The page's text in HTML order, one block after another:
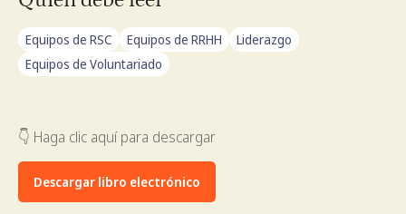
Equipos de RSC Equipos de RRHH
Liderazgo
Equipos de Voluntariado
👇 Haga clic aquí para descargar
Descargar libro electrónico